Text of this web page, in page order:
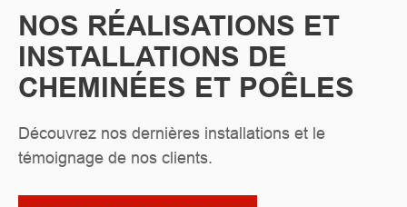
NOS RÉALISATIONS ET
INSTALLATIONS DE
CHEMINÉES ET POÊLES
Découvrez nos dernières installations et le
témoignage de nos clients.